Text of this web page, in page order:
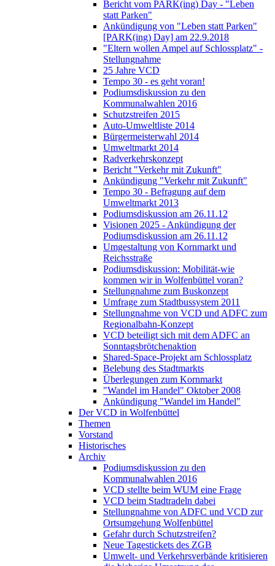
Bericht vom PARK(ing) Day - "Leben
statt Parken"
Ankündigung von "Leben statt Parken"
[PARK(ing) Day] am 22.9.2018
"Eltern wollen Ampel auf Schlossplatz" -
Stellungnahme
25 Jahre VCD
Tempo 30 - es geht voran!
Podiumsdiskussion zu den
Kommunalwahlen 2016
Schutzstreifen 2015
Auto-Umweltliste 2014
Bürgermeisterwahl 2014
Umweltmarkt 2014
Radverkehrskonzept
Bericht "Verkehr mit Zukunft"
Ankündigung "Verkehr mit Zukunft"
Tempo 30 - Befragung auf dem
Umweltmarkt 2013
Podiumsdiskussion am 26.11.12
Visionen 2025 - Ankündigung der
Podiumsdiskussion am 26.11.12
Umgestaltung von Kornmarkt und
Reichsstraße
Podiumsdiskussion: Mobilität-wie
kommen wir in Wolfenbüttel voran?
Stellungnahme zum Buskonzept
Umfrage zum Stadtbussystem 2011
Stellungnahme von VCD und ADFC zum
Regionalbahn-Konzept
VCD beteiligt sich mit dem ADFC an
Sonntagsbrötchenaktion
Shared-Space-Projekt am Schlossplatz
Belebung des Stadtmarkts
Überlegungen zum Kornmarkt
"Wandel im Handel" Oktober 2008
Ankündigung "Wandel im Handel"
Der VCD in Wolfenbüttel
Themen
Vorstand
Historisches
Archiv
Podiumsdiskussion zu den
Kommunalwahlen 2016
VCD stellte beim WUM eine Frage
VCD beim Stadtradeln dabei
Stellungnahme von ADFC und VCD zur
Ortsumgehung Wolfenbüttel
Gefahr durch Schutzstreifen?
Neue Tagestickets des ZGB
Umwelt- und Verkehrsverbände kritisieren